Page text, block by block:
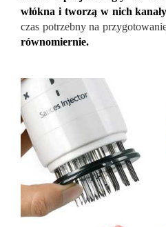
włókna i tworzą w nich
czas potrzebny na
równomiernie.